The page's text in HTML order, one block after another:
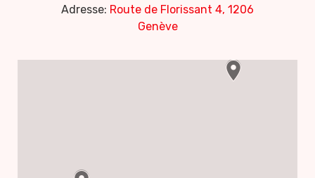
Adresse: Route de Florissant 4, 1206
Genève